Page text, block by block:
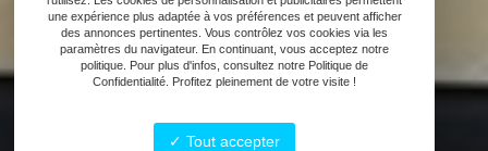
une expérience plus adaptée à vos préférences et peuvent afficher
des annonces pertinentes. Vous contrôlez vos cookies via les
paramètres du navigateur. En continuant, vous acceptez notre
politique. Pour plus d'infos, consultez notre Politique de
Confidentialité. Profitez pleinement de votre visite !
Tout accepter